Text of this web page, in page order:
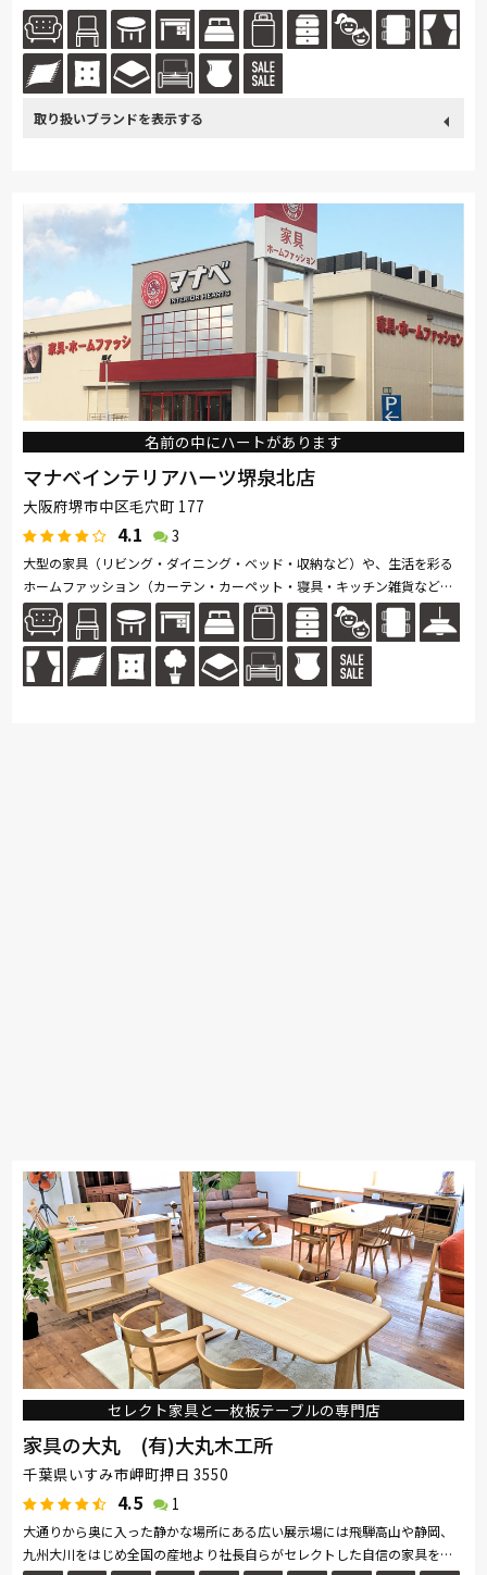
に応じて、わかりやすくご提案します。 どうぞお気軽にご相談くださ...続
きを読む
SIMMONS 綾野製作所 Stressless コイズミ
Pamouna PARAMOUNT BED
イバタインテリア 高野木工 MARUICHI
名前の中にハートがあります
マナベインテリアハーツ堺泉北店
大阪府堺市中区毛穴町 177
4.1 3
大型の家具（リビング・ダイニング・ベッド・収納など）や、生活を彩る
ホームファッション（カーテン・カーペット・寝具・キッチン雑貨など）
を数多く取り揃えています。
セレクト家具と一枚板テーブルの専門店
家具の大丸 (有)大丸木工所
千葉県いすみ市岬町押日 3550
4.5 1
大通りから奥に入った静かな場所にある広い展示場には飛騨高山や静岡、
九州大川をはじめ全国の産地より社長自らがセレクトした自信の家具を展